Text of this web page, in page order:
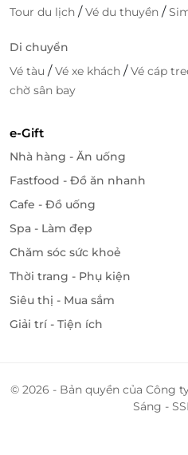
Tour du lịch /Vé du thuyền /
Di chuyển
Vé tàu /Vé xe khách /Vé cáp
chờ sân bay
e-Gift
Nhà hàng - Ăn uống
Fastfood - Đồ ăn nhanh
Cafe - Đồ uống
Spa - Làm đẹp
Chăm sóc sức khoẻ
Thời trang - Phụ kiện
Siêu thị - Mua sắm
Giải trí - Tiện ích
© 2026 - Bản quyền của Công
Sáng -